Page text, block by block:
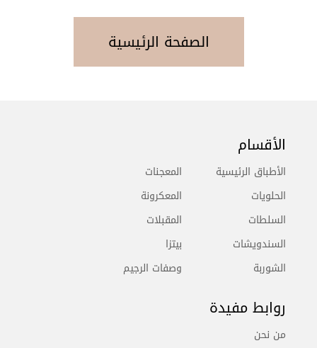
الصفحة الرئيسية
الأقسام
الأطباق الرئيسية
الحلويات
السلطات
السندويشات
الشوربة
المعجنات
المعكرونة
المقبلات
بيتزا
وصفات الرجيم
روابط مفيدة
من نحن